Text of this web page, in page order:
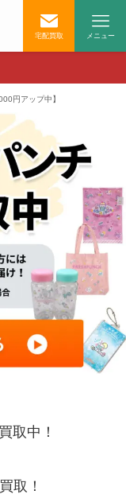
宅配買取 メニュー
円アップ中】
取中！
取！